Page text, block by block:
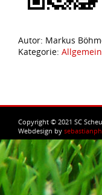
Autor: Markus
Kategorie: Allgemein
Copyright © 2021 SC
Webdesign by